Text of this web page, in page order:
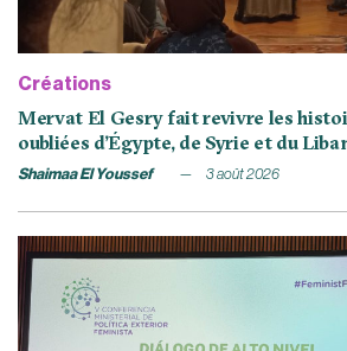
Créations
Mervat El Gesry fait revivre les
oubliées d’Égypte, de Syrie et du
Shaimaa El Youssef 3 août 2026